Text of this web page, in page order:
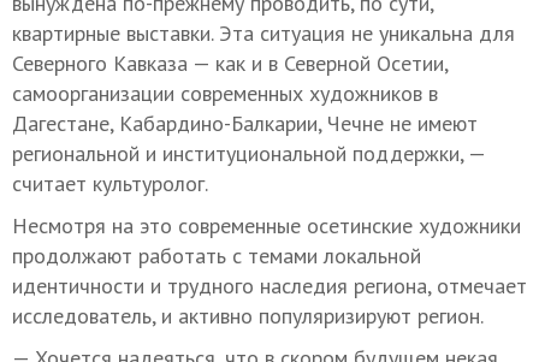
квартирные выставки. Эта ситуация не уникальна для
Северного Кавказа — как и в Северной Осетии,
самоорганизации современных художников в
Дагестане, Кабардино-Балкарии, Чечне не имеют
региональной и институциональной поддержки, —
считает культуролог.
Несмотря на это современные осетинские художники
продолжают работать с темами локальной
идентичности и трудного наследия региона, отмечает
исследователь, и активно популяризируют регион.